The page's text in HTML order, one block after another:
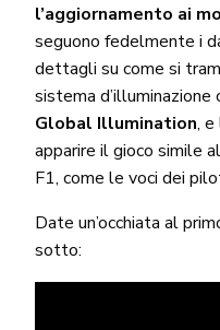
l’aggiornamento ai
seguono fedelmente i
dettagli su come si
sistema d’illuminazione
Global Illumination, e
apparire il gioco simile
F1, come le voci dei
Date un’occhiata al
sotto: